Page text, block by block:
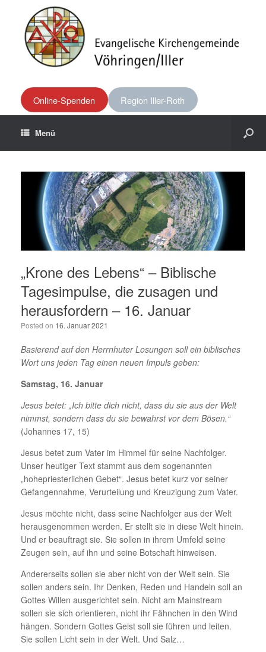
Online-Spenden Region Iller-Roth
Menü
„Krone des Lebens“ – Biblische
Tagesimpulse, die zusagen und
herausfordern – 16. Januar
Posted on 16. Januar 2021
Basierend auf den Herrnhuter Losungen soll ein biblisches
Wort uns jeden Tag einen neuen Impuls geben:
Samstag, 16. Januar
Jesus betet: „Ich bitte dich nicht, dass du sie aus der Welt
nimmst, sondern dass du sie bewahrst vor dem Bösen.“
(Johannes 17, 15)
Jesus betet zum Vater im Himmel für seine Nachfolger.
Unser heutiger Text stammt aus dem sogenannten
„hohepriesterlichen Gebet“. Jesus betet kurz vor seiner
Gefangennahme, Verurteilung und Kreuzigung zum Vater.
Jesus möchte nicht, dass seine Nachfolger aus der Welt
herausgenommen werden. Er stellt sie in diese Welt hinein.
Und er beauftragt sie. Sie sollen in ihrem Umfeld seine
Zeugen sein, auf ihn und seine Botschaft hinweisen.
Andererseits sollen sie aber nicht von der Welt sein. Sie
sollen anders sein. Ihr Denken, Reden und Handeln soll an
Gottes Willen ausgerichtet sein. Nicht am Mainstream
sollen sie sich orientieren, nicht ihr Fähnchen in den Wind
hängen. Sondern Gottes Geist soll sie führen und leiten.
Sie sollen Licht sein in der Welt. Und Salz…